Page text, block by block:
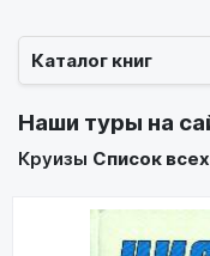
Каталог книг
Наши туры на
Круизы Список